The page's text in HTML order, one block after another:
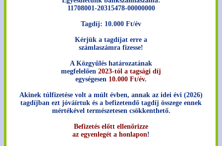
11708001-20315478-00000000
Tagdíj: 10.000 Ft/év
Kérjük a tagdíjat erre a
számlaszámra fizesse!
A Közgyűlés határozatának
megfelelően 2023-tól a tagsági díj
egységesen 10.000 Ft/év.
Akinek túlfizetése volt a múlt évben, annak az idei évi (2026)
tagdíjban ezt jóváírtuk és a befizetendő tagdíj összege ennek
mértékével természetesen csökkenthető.
Befizetés előtt ellenőrizze
az egyenlegét a honlapon!